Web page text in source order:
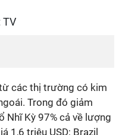
các thị trường có kim
Trong đó giảm
Nhĩ Kỳ 97% cả về lượng
1,6 triệu USD; Brazil